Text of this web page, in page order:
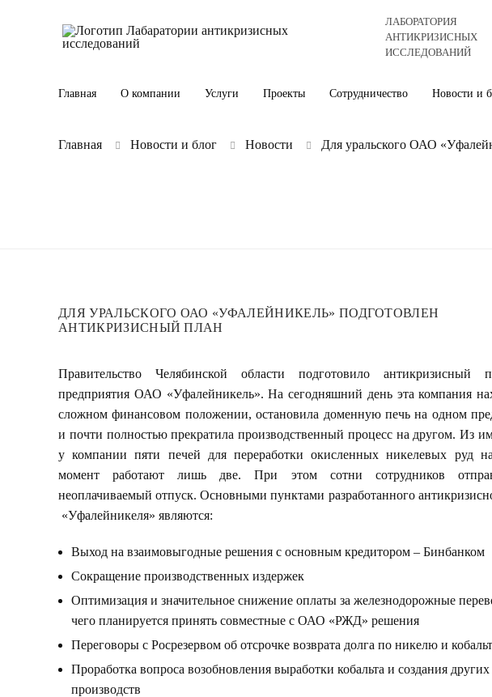
ЛАБОРАТОРИЯ
АНТИКРИЗИСНЫХ
ИССЛЕДОВАНИЙ
Главная О компании Услуги Проекты Сотрудничество Новости и
Главная Новости и блог Новости Для уральского ОАО
ДЛЯ УРАЛЬСКОГО ОАО «УФАЛЕЙНИКЕЛЬ» ПОДГОТОВЛЕН
АНТИКРИЗИСНЫЙ ПЛАН
Правительство Челябинской области подготовило антикризисный
предприятия ОАО «Уфалейникель». На сегодняшний день эта компания
сложном финансовом положении, остановила доменную печь на одном
и почти полностью прекратила производственный процесс на другом. Из
у компании пяти печей для переработки окисленных никелевых руд
момент работают лишь две. При этом сотни сотрудников
неоплачиваемый отпуск. Основными пунктами разработанного
«Уфалейникеля» являются:
Выход на взаимовыгодные решения с основным кредитором – Бинбанком
Сокращение производственных издержек
Оптимизация и значительное снижение оплаты за железнодорожные
чего планируется принять совместные с ОАО «РЖД» решения
Переговоры с Росрезервом об отсрочке возврата долга по никелю и
Проработка вопроса возобновления выработки кобальта и создания других
производств